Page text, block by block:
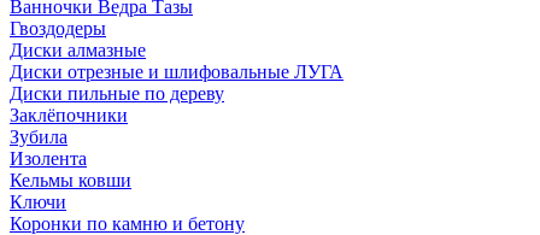
Ванночки Ведра Тазы
Гвоздодеры
Диски алмазные
Диски отрезные и шлифовальные ЛУГА
Диски пильные по дереву
Заклёпочники
Зубила
Изолента
Кельмы ковши
Ключи
Коронки по камню и бетону